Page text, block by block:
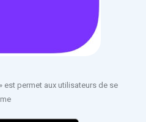
est permet aux utilisateurs de se